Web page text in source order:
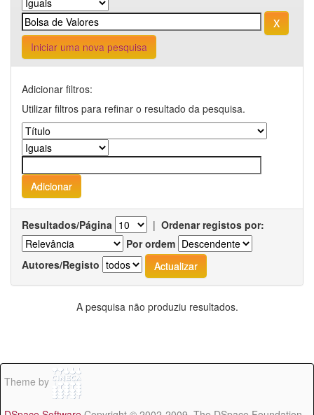
Iniciar uma nova pesquisa
Adicionar filtros:
Utilizar filtros para refinar o resultado da pesquisa.
Resultados/Página | Ordenar registos por:
Por ordem
Autores/Registo
A pesquisa não produziu resultados.
Theme by